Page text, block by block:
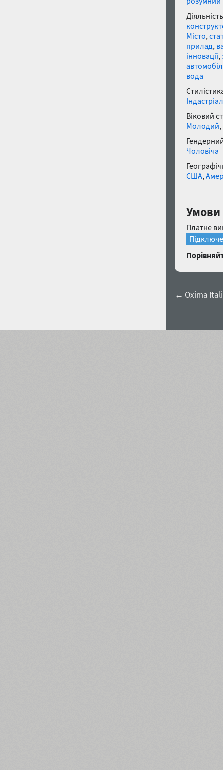
Місто,
прилад,
інновації,
вода
Індастріал
Віковий
Молодий,
Чоловіча
США,
Умови
Платне
← Oxima